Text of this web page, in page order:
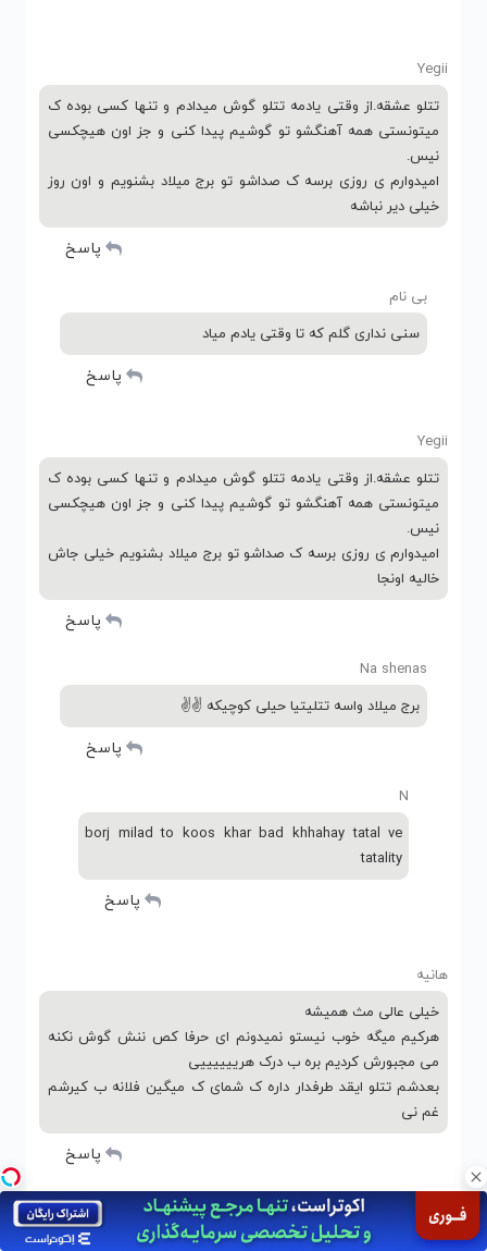
Yegii
تتلو عشقه.از وقتی یادمه تتلو گوش میدادم و تنها کسی بوده ک
میتونستی همه آهنگشو تو گوشیم پیدا کنی و جز اون هیچکسی
نیس.
امیدوارم ی روزی برسه ک صداشو تو برج میلاد بشنویم و اون روز
خیلی دیر نباشه
پاسخ
بی نام
سنی نداری گلم که تا وقتی یادم میاد
پاسخ
Yegii
تتلو عشقه.از وقتی یادمه تتلو گوش میدادم و تنها کسی بوده ک
میتونستی همه آهنگشو تو گوشیم پیدا کنی و جز اون هیچکسی
نیس.
امیدوارم ی روزی برسه ک صداشو تو برج میلاد بشنویم خیلی جاش
خالیه اونجا
پاسخ
Na shenas
برج میلاد واسه تتلیتیا حیلی کوچیکه ✌✌
پاسخ
N
borj milad to koos khar bad khhahay tatal ve
tatality
پاسخ
هانیه
خیلی عالی مث همیشه
هرکیم میگه خوب نیستو نمیدونم ای حرفا کص ننش گوش نکنه
می مجبورش کردیم بره ب درک هرییییییی
بعدشم تتلو ایقد طرفدار داره ک شمای ک میگین فلانه ب کیرشم
غم نی
پاسخ
مانی